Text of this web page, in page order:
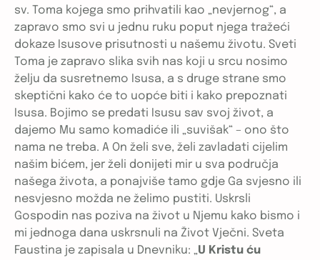
sv. Toma kojega smo prihvatili kao „nevjernog“, a
zapravo smo svi u jednu ruku poput njega tražeći
dokaze Isusove prisutnosti u našemu životu. Sveti
Toma je zapravo slika svih nas koji u srcu nosimo
želju da susretnemo Isusa, a s druge strane smo
skeptični kako će to uopće biti i kako prepoznati
Isusa. Bojimo se predati Isusu sav svoj život, a
dajemo Mu samo komadiće ili „suvišak“ – ono što
nama ne treba. A On želi sve, želi zavladati cijelim
našim bićem, jer želi donijeti mir u sva područja
našega života, a ponajviše tamo gdje Ga svjesno ili
nesvjesno možda ne želimo pustiti. Uskrsli
Gospodin nas poziva na život u Njemu kako bismo i
mi jednoga dana uskrsnuli na Život Vječni. Sveta
Faustina je zapisala u Dnevniku: „U Kristu ću